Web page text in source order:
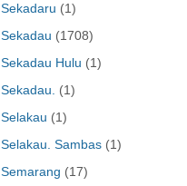
Sekadaru (1)
Sekadau (1708)
Sekadau Hulu (1)
Sekadau.
(1)
Selakau (1)
Selakau. Sambas (1)
Semarang (17)